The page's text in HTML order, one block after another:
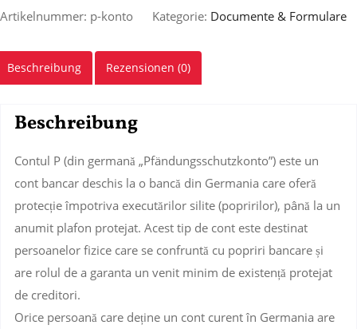
Artikelnummer: p-konto Kategorie: Documente & Formulare
Beschreibung Rezensionen (0)
Beschreibung
Contul P (din germană „Pfändungsschutzkonto”) este un
cont bancar deschis la o bancă din Germania care oferă
protecție împotriva executărilor silite (popririlor), până la un
anumit plafon protejat. Acest tip de cont este destinat
persoanelor fizice care se confruntă cu popriri bancare și
are rolul de a garanta un venit minim de existență protejat
de creditori.
Orice persoană care deține un cont curent în Germania are